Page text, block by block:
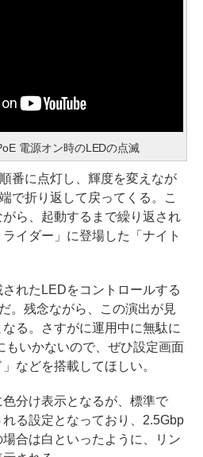
電源オン時のLEDの点滅
番に点灯し、輝度を変えなが
で折り返して戻ってくる。こ
ら、起動するまで繰り返され
イダー」に登場した「ナイト
れたLEDをコントロールする
。残念ながら、この演出が見
る。さすがに運用中に無駄に
もいかないので、ぜひ設定画面
などを搭載してほしい。
分け表示となるが、標準で
る設定となっており、2.5Gbp
合は白といったように、リン